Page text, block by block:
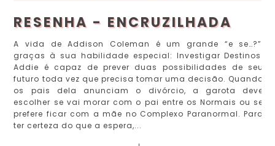
RESENHA - ENCRUZILHADA
A vida de Addison Coleman é um grande “e se…?”,
graças à sua habilidade especial: Investigar Destinos.
Addie é capaz de prever duas possibilidades de seu
futuro toda vez que precisa tomar uma decisão. Quando
os pais dela anunciam o divórcio, a garota deve
escolher se vai morar com o pai entre os Normais ou se
prefere ficar com a mãe no Complexo Paranormal. Para
ter certeza do que a espera,...